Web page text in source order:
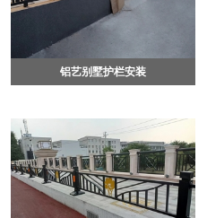
展，期待与您的合作。
铝艺别墅护栏安装